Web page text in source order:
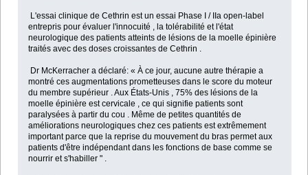
L'essai clinique de Cethrin est un essai Phase I / IIa open-label
entrepris pour évaluer l'innocuité , la tolérabilité et l'état
neurologique des patients atteints de lésions de la moelle épinière
traités avec des doses croissantes de Cethrin .
Dr McKerracher a déclaré: « À ce jour, aucune autre thérapie a
montré ces augmentations prometteuses dans le score du moteur
du membre supérieur . Aux États-Unis , 75% des lésions de la
moelle épinière est cervicale , ce qui signifie patients sont
paralysées à partir du cou . Même de petites quantités de
améliorations neurologiques chez ces patients est extrêmement
important parce que la reprise du mouvement du bras permet aux
patients d'être indépendant dans les fonctions de base comme se
nourrir et s'habiller " .